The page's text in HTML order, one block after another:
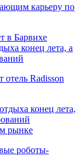
карьеру по
конец лета, а
отель Radisson
рынке
роботы-